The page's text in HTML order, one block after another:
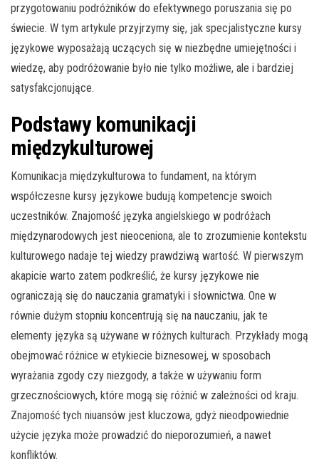
przygotowaniu podróżników do efektywnego poruszania się po
świecie. W tym artykule przyjrzymy się, jak specjalistyczne kursy
językowe wyposażają uczących się w niezbędne umiejętności i
wiedzę, aby podróżowanie było nie tylko możliwe, ale i bardziej
satysfakcjonujące.
Podstawy komunikacji
międzykulturowej
Komunikacja międzykulturowa to fundament, na którym
współczesne kursy językowe budują kompetencje swoich
uczestników. Znajomość języka angielskiego w podróżach
międzynarodowych jest nieoceniona, ale to zrozumienie kontekstu
kulturowego nadaje tej wiedzy prawdziwą wartość. W pierwszym
akapicie warto zatem podkreślić, że kursy językowe nie
ograniczają się do nauczania gramatyki i słownictwa. One w
równie dużym stopniu koncentrują się na nauczaniu, jak te
elementy języka są używane w różnych kulturach. Przykłady mogą
obejmować różnice w etykiecie biznesowej, w sposobach
wyrażania zgody czy niezgody, a także w używaniu form
grzecznościowych, które mogą się różnić w zależności od kraju.
Znajomość tych niuansów jest kluczowa, gdyż nieodpowiednie
użycie języka może prowadzić do nieporozumień, a nawet
konfliktów.